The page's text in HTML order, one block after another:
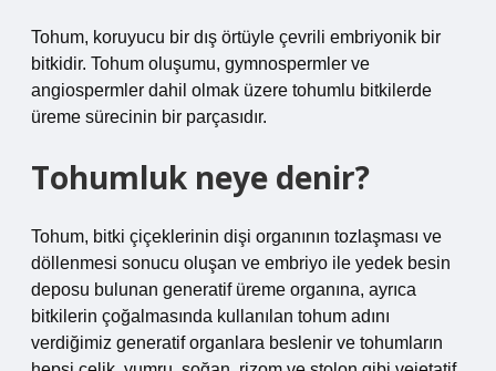
Tohum, koruyucu bir dış örtüyle çevrili embriyonik bir
bitkidir. Tohum oluşumu, gymnospermler ve
angiospermler dahil olmak üzere tohumlu bitkilerde
üreme sürecinin bir parçasıdır.
Tohumluk neye denir?
Tohum, bitki çiçeklerinin dişi organının tozlaşması ve
döllenmesi sonucu oluşan ve embriyo ile yedek besin
deposu bulunan generatif üreme organına, ayrıca
bitkilerin çoğalmasında kullanılan tohum adını
verdiğimiz generatif organlara beslenir ve tohumların